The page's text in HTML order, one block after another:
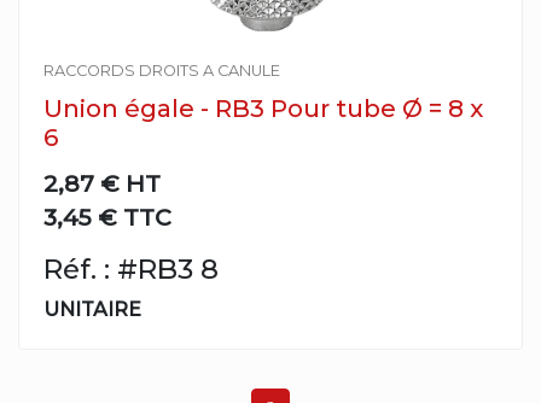
RACCORDS DROITS A CANULE
Union égale - RB3 Pour tube Ø = 8 x
6
2,87 € HT
3,45 € TTC
Réf. : #RB3 8
UNITAIRE